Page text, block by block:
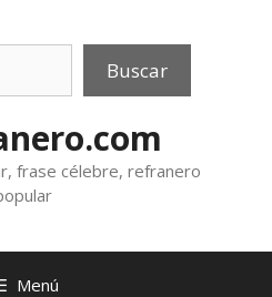
Buscar
frase célebre, refranero
Menú